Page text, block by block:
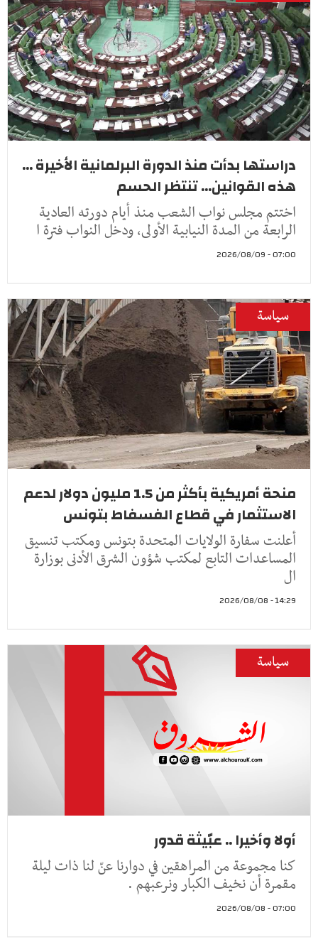
دراستها بدأت منذ الدورة البرلمانية الأخيرة ...
هذه القوانين... تنتظر الحسم
اختتم مجلس نواب الشعب منذ أيام دورته العادية
الرابعة من المدة النيابية الأولى، ودخل النواب فترة ا
07:00 - 2026/08/09
سياسة
منحة أمريكية بأكثر من 1.5 مليون دولار لدعم
الاستثمار في قطاع الفسفاط بتونس
أعلنت سفارة الولايات المتحدة بتونس ومكتب تنسيق
المساعدات التابع لمكتب شؤون الشرق الأدنى بوزارة
ال
14:29 - 2026/08/08
سياسة
أولا وأخيرا .. عبّيثة قدور
كنا مجموعة من المراهقين في دوارنا عنّ لنا ذات ليلة
مقمرة أن نخيف الكبار ونرعبهم .
07:00 - 2026/08/08